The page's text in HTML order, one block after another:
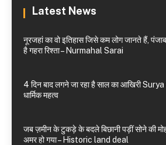
Latest News
नूरजहां का वो इतिहास जिसे कम लोग जानते हैं,
है गहरा रिश्ता – Nurmahal Sarai
4 दिन बाद लगने जा रहा है साल का आखिरी
धार्मिक महत्व
जब ज़मीन के टुकड़े के बदले बिछानी पड़ीं सोने की
अमर हो गया – Historic land deal